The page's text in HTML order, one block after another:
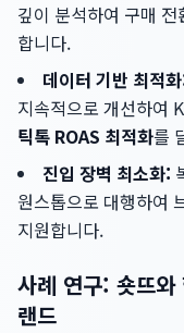
깊이 분석하여 구매
합니다.
데이터 기반 최적
지속적으로 개선하여
틱톡 ROAS 최적화를
진입 장벽 최소화:
원스톱으로 대행하여
지원합니다.
사례 연구: 숏뜨
랜드